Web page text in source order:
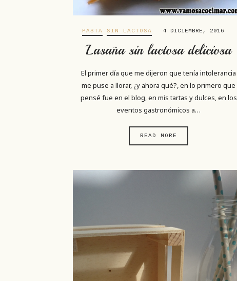
PASTA SIN LACTOSA 4 DICIEMBRE, 2016
Lasaña sin lactosa deliciosa
El primer día que me dijeron que tenía intolerancia
me puse a llorar, ¿y ahora qué?, en lo primero que
pensé fue en el blog, en mis tartas y dulces, en los
eventos gastronómicos a…
READ MORE